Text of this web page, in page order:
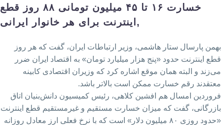
خسارت ۱۶ تا ۴۵ میلیون تومانی ۸۸ روز قطع
اینترنت برای هر خانوار ایرانی ,
بهمن پارسال ستار هاشمی، وزیر ارتباطات ایران، گفت که هر روز
قطع اینترنت حدود «پنج هزار میلیارد تومان» به اقتصاد ایران ضرر
می‌زند و البته همان موقع اشاره کرد که وزیران اقتصادی کابینه
معتقدند رقم خسارت ممکن است بالاتر باشد.
فروردین امسال هم افشین کلاهی، رئیس کمیسیون دانش‌بنیان اتاق
بازرگانی، گفت که میزان خسارت مستقیم و غیرمستقیم قطع اینترنت
«حدود روزی ۸۰ میلیون دلار» است که با نرخ فعلی ارز معادل روزانه